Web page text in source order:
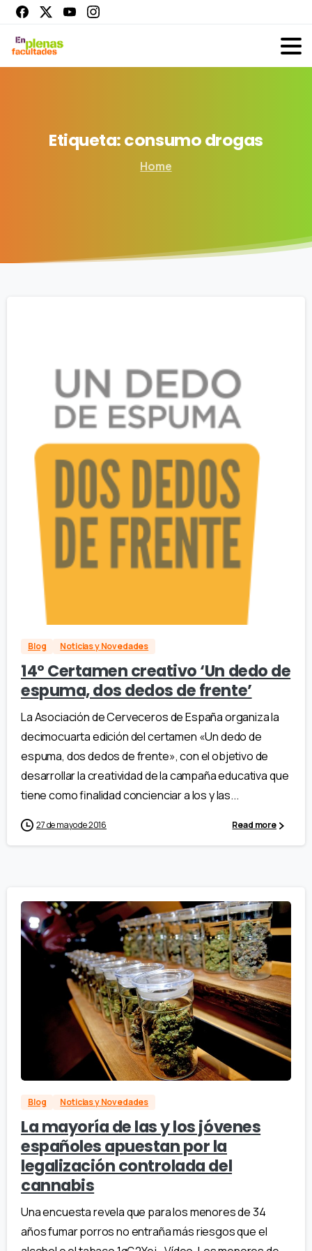
Etiqueta:consumodrogas
Home
Blog Noticias y Novedades
14º Certamen creativo ‘Un dedo de
espuma, dos dedos de frente’
La Asociación de Cerveceros de España organiza la
decimocuarta edición del certamen «Un dedo de
espuma, dos dedos de frente», con el objetivo de
desarrollar la creatividad de la campaña educativa que
tiene como finalidad concienciar a los y las...
27 de mayo de 2016 Read more
Blog Noticias y Novedades
La mayoría de las y los jóvenes
españoles apuestan por la
legalización controlada del
cannabis
Una encuesta revela que para los menores de 34
años fumar porros no entraña más riesgos que el